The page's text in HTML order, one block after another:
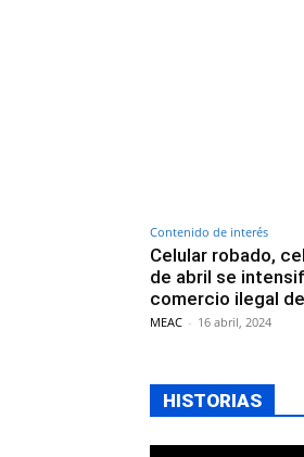
Contenido de interés
Celular robado,
de abril se
comercio ilegal
MEAC - 16 abril, 2024
HISTORIAS